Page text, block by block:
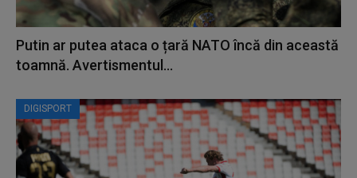
Putin ar putea ataca o țară NATO încă din această
toamnă. Avertismentul...
DIGISPORT